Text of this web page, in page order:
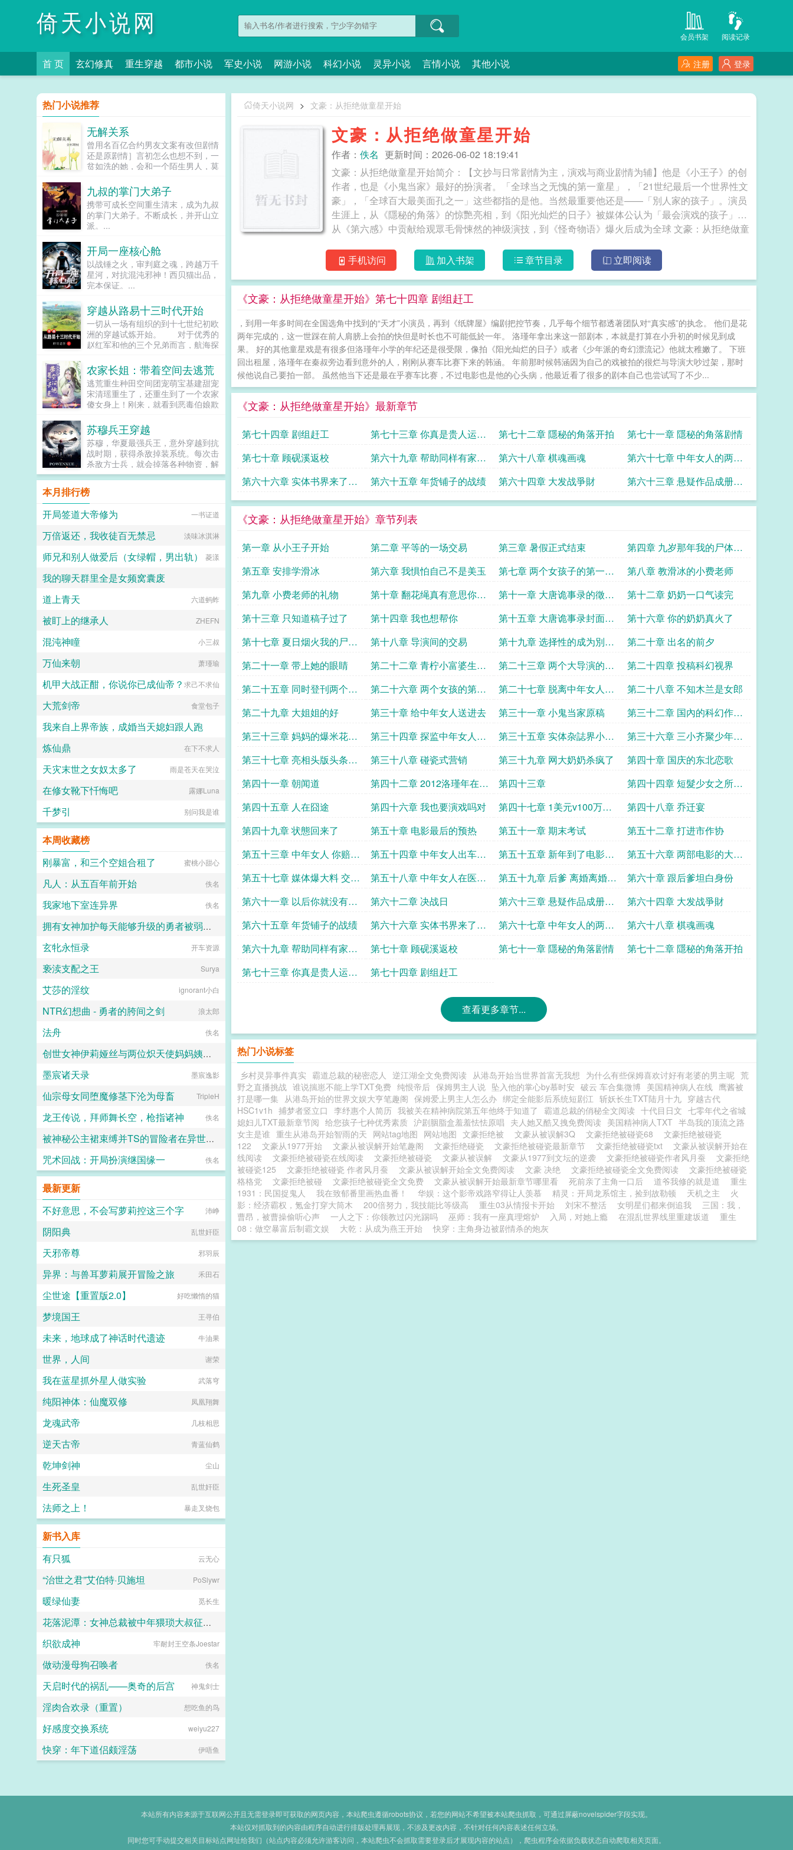
倚天小说网 阅读记录
会员书架
首 页 玄幻修真 重生穿越 都市小说 军史小说 网游小说 科幻小说 灵异小说 言情小说 其他小说 登录
注册
倚天小说网 > 文豪：从拒绝做童星开始
文豪：从拒绝做童星开始
作者： 佚名 更新时间：2026-06-02 18:19:41
文豪：从拒绝做童星开始简介：【文抄与日常剧情为主，演戏与商业剧情为辅】他是《小王子》的创
作者，也是《小鬼当家》最好的扮演者。「全球当之无愧的第一童星」，「21世纪最后一个世界性文
豪」，「全球百大最美面孔之一」这些都指的是他。当然最重要他还是——「別人家的孩子」。演员
生涯上，从《隱秘的角落》的惊艷亮相，到《阳光灿烂的日子》被媒体公认为「最会演戏的孩子」。
从《第六感》中贡献给观眾毛骨悚然的神级演技，到《怪奇物语》爆火后成为全球 文豪：从拒绝做童
手机访问
加入书架 章节目录 立即阅读
《文豪：从拒绝做童星开始》第七十四章 剧组赶工
，到用一年多时间在全国选角中找到的“天才”小演员，再到《纸牌屋》编剧把控节奏，几乎每个细节都透著团队对“真实感”的执念。 他们是花
两年完成的，这一世踩在前人肩膀上会拍的快但是时长也不可能低於一年。 洛瑾年拿出来这一部剧本，本就是打算在小升初的时候见到成
果。 好的其他童星戏是有很多但洛瑾年小学的年纪还是很受限，像拍《阳光灿烂的日子》或者《少年派的奇幻漂流记》他就太稚嫩了。 下班
回出租屋，洛瑾年在秦叔旁边看到意外的人，刚刚从赛车比赛下来的韩涵。 年前那时候韩涵因为自己的戏被拍的很烂与导演大吵过架，那时
候他说自己要拍一部。 虽然他当下还是最在乎赛车比赛，不过电影也是他的心头病，他最近看了很多的剧本自己也尝试写了不少...
《文豪：从拒绝做童星开始》最新章节
第七十四章 剧组赶工
第七十三章 你真是贵人运好
啊
第七十二章 隱秘的角落开拍
第七十一章 隱秘的角落剧情
第七十章 顾砚溪返校
第六十九章 帮助同样有家庭
问题的孩子们
第六十八章 棋魂画魂
第六十七章 中年女人的两年
牢狱之灾
第六十六章 实体书界来了个
大佬
第六十五章 年货铺子的战绩 第六十四章 大发战爭財
第六十三章 悬疑作品成册出
版
《文豪：从拒绝做童星开始》章节列表
第一章 从小王子开始 第二章 平等的一场交易 第三章 暑假正式结束
第四章 九岁那年我的尸体漫
山遍野奔跑
第五章 安排学滑冰 第六章 我惧怕自己不是美玉
第七章 两个女孩子的第一次
通话
第八章 教滑冰的小费老师
第九章 小费老师的礼物
第十章 翻花绳真有意思你知
道吗
第十一章 大唐诡事录的徵文
比赛
第十二章 奶奶一口气读完
第十三章 只知道稿子过了
第十四章 我也想帮你
第十五章 大唐诡事录封面之
作
第十六章 你的奶奶真火了
第十七章 夏日烟火我的尸体
收尾
第十八章 导演间的交易
第十九章 选择性的成为別人
家孩子
第二十章 出名的前夕
第二十一章 带上她的眼睛
第二十二章 青柠小富婆生日
加更
第二十三章 两个大导演的承
诺
第二十四章 投稿科幻视界
第二十五章 同时登刊两个杂
誌
第二十六章 两个女孩的第一
次相见
第二十七章 脱离中年女人的
准备
第二十八章 不知木兰是女郎
第二十九章 大姐姐的好
第三十章 给中年女人送进去 第三十一章 小鬼当家原稿
第三十二章 国內的科幻作品
能上教科书
第三十三章 妈妈的爆米花好
吃吗
第三十四章 探监中年女人吃
瓜版
第三十五章 实体杂誌界小小
的出名
第三十六章 三小齐聚少年中
国说
第三十七章 亮相头版头条的
少年的泪
第三十八章 碰瓷式营销 第三十九章 网大奶奶杀疯了
第四十章 国庆的东北恋歌
第四十一章 朝闻道
第四十二章 2012洛瑾年在文
坛的存在
第四十三章
第四十四章 短髮少女之所以
短髮
第四十五章 人在囧途 第四十六章 我也要演戏吗对
第四十七章 1美元v100万美
元
第四十八章 乔迁宴
第四十九章 状態回来了
第五十章 电影最后的预热 第五十一章 期末考试
第五十二章 打进市作协
第五十三章 中年女人 你赔我
车
第五十四章 中年女人出车祸
了
第五十五章 新年到了电影正
式上映
第五十六章 两部电影的大杀
特杀
第五十七章 媒体爆大料 交代
一切
第五十八章 中年女人在医院
吹响进攻的號角
第五十九章 后爹 离婚离婚离
婚
第六十章 跟后爹坦白身份
第六十一章 以后你就没有孩
子的抚养权了
第六十二章 决战日
第六十三章 悬疑作品成册出
版
第六十四章 大发战爭財
第六十五章 年货铺子的战绩
第六十六章 实体书界来了个
大佬
第六十七章 中年女人的两年
牢狱之灾
第六十八章 棋魂画魂
第六十九章 帮助同样有家庭
问题的孩子们
第七十章 顾砚溪返校 第七十一章 隱秘的角落剧情
第七十二章 隱秘的角落开拍
第七十三章 你真是贵人运好
第七十四章 剧组赶工
查看更多章节...
热门小说标签
乡村灵异事件真实 霸道总裁的秘密恋人 逆江湖全文免费阅读 从港岛开始当世界首富无我想 为什么有些保姆喜欢讨好有老婆的男主呢 荒
野之直播挑战 谁说揣崽不能上学TXT免费 纯恨帝后 保姆男主人说 坠入他的掌心by慕时安 破云 车合集微博 美国精神病人在线 鹰酱被
打是哪一集 从港岛开始的世界文娱大亨笔趣阁 保姆爱上男主人怎么办 绑定全能影后系统短剧江 斩妖长生TXT陆月十九 穿越古代
HSC1v1h 捕梦者竖立口 李纾惠个人简历 我被关在精神病院第五年他终于知道了 霸道总裁的俏秘全文阅读 十代目日文 七零年代之省城
媳妇儿TXT最新章节阅 给您孩子七种优秀素质 沪剧胭脂盒羞羞怯怯原唱 夫人她又酷又拽免费阅读 美国精神病人TXT 半岛我的顶流之路
女主是谁 重生从港岛开始智雨的天 网站tag地图 网站地图 文豪拒绝被 文豪从被误解3Q 文豪拒绝被碰瓷68
文豪拒绝被碰瓷
122
文豪从1977开始 文豪从被误解开始笔趣阁 文豪拒绝碰瓷 文豪拒绝被碰瓷最新章节 文豪拒绝被碰瓷txt
文豪从被误解开始在
线阅读
文豪拒绝被碰瓷在线阅读 文豪拒绝被碰瓷 文豪从被误解 文豪从1977到文坛的逆袭 文豪拒绝被碰瓷作者风月蚕
文豪拒绝
被碰瓷125
文豪拒绝被碰瓷 作者风月蚕 文豪从被误解开始全文免费阅读 文豪 决绝 文豪拒绝被碰瓷全文免费阅读
文豪拒绝被碰瓷
格格党
文豪拒绝被碰 文豪拒绝被碰瓷全文免费 文豪从被误解开始最新章节哪里看 死前亲了主角一口后 道爷我修的就是道
重生
1931：民国捉鬼人
我在致郁番里画热血番！ 华娱：这个影帝戏路窄得让人羡慕 精灵：开局龙系馆主，捡到故勒顿 天机之主
火
影：经济霸权，氪金打穿大筒木
200倍努力，我技能比等级高 重生03从情报卡开始 刘宋不整活 女明星们都来倒追我
三国：我，
曹昂，被曹操偷听心声
一人之下：你领教过闪光踢吗 巫师：我有一座真理熔炉 入局，对她上瘾 在混乱世界线里重建坂道
重生
08：做空暴富后制霸文娱
大乾：从成为燕王开始 快穿：主角身边被剧情杀的炮灰
热门小说推荐
无解关系
曾用名百亿合约男友文案有改但剧情
还是原剧情］言初怎么也想不到，一
贫如洗的她，会和一个陌生男人，莫
富交换。说白了就是他的钱进了她账
户，她的钱进了他账户还转！不！
回！去！好消息对方是陆洺执，陆氏
集团太子爷，多金，年轻，人还帅。
坏消息这人脾气差，控制欲强，还打
九叔的掌门大弟子
携带可成长空间重生清末，成为九叔
的掌门大弟子。不断成长，并开山立
派。...
开局一座核心舱
以战锤之火，审判庭之魂，跨越万千
星河，对抗混沌邪神！西贝猫出品，
完本保证。...
穿越从路易十三时代开始
一切从一场有组织的到十七世纪初欧
洲的穿越试炼开始。 对于优秀的
赵红军和他的三个兄弟而言，航海探
前提是通过五百名额的试炼…...
农家长姐：带着空间去逃荒
逃荒重生种田空间团宠萌宝基建甜宠
宋清瑶重生了，还重生到了一个农家
傻女身上！刚来，就看到恶毒伯娘欺
了。刚解决了，就遇...
苏穆兵王穿越
苏穆，华夏最强兵王，意外穿越到抗
战时期，获得杀敌掉装系统。每次击
杀敌方士兵，就会掉落各种物资，解
锁成就，更能得到系统丰厚的奖励。
系统提示恭喜宿主击杀敌方士...
本月排行榜
开局签道大帝修为
一书证道
万倍返还，我收徒百无禁忌 淡味冰淇淋
师兄和别人做爱后（女绿帽，男出轨） 菱漾
我的聊天群里全是女频窝囊废
前世造孽今生写书
道上青天 六道蚂蚱
被盯上的继承人 ZHEFN
混沌神瞳 小三叔
万仙来朝 萧瑾瑜
机甲大战正酣，你说你已成仙帝？ 求己不求仙
大荒剑帝 食堂包子
我来自上界帝族，成婚当天媳妇跟人跑
社恐啊社恐
炼仙鼎 在下不求人
天灾末世之女奴太多了 雨是苍天在哭泣
在修女靴下忏悔吧 露娜Luna
千梦引 别问我是谁
本周收藏榜
刚暴富，和三个空姐合租了
蜜桃小甜心
凡人：从五百年前开始 佚名
我家地下室连异界 佚名
拥有女神加护每天能够升级的勇者被弱小却点满了吸取能力的魅魔当成自助等级提取机器饲养
TZT
玄牝永恒录 开车资源
亵渎支配之王 Surya
艾莎的淫纹 ignorant小白
NTR幻想曲 - 勇者的胯间之剑 浪太郎
法舟 佚名
创世女神伊莉娅丝与两位炽天使妈妈姨妈一起输给勇者的肉棒，神国沦陷成为新神王的永世肉便器
愛と税のために
墨宸诸天录 墨宸逸影
仙宗母女同堕魔修茎下沦为母畜 TripleH
龙王传说，拜师舞长空，枪指诸神 佚名
被神秘公主裙束缚并TS的冒险者在异世界的色色奇遇故事
代号穿山甲
咒术回战：开局扮演继国缘一 佚名
最新更新
不好意思，不会写萝莉控这三个字
沛峥
阴阳典 乱世奸臣
天邪帝尊 邪羽辰
异界：与兽耳萝莉展开冒险之旅 禾田石
尘世途【重置版2.0】 好吃懒惰的猫
梦境国王 王寻伯
未来，地球成了神话时代遗迹 牛油果
世界，人间 谢荣
我在蓝星抓外星人做实验 武落穹
纯阳神体：仙魔双修 凤凰翔舞
龙魂武帝 几枝相思
逆天古帝 青蓝仙鹤
乾坤剑神 尘山
生死圣皇 乱世奸臣
法师之上！ 暴走叉烧包
新书入库
有只狐
云无心
“治世之君”艾伯特·贝施坦 PoSlywr
暖绿仙妻 觅长生
花落泥潭：女神总裁被中年猥琐大叔征服沦为母狗孕妻
暖海
织欲成神 牢耐封王空条Joestar
做动漫母狗召唤者 佚名
天启时代的祸乱——奥奇的后宫 神鬼剑士
淫肉合欢录（重置） 想吃鱼的鸟
好感度交换系统 weiyu227
快穿：年下道侣颇淫荡 伊唔鱼
本站所有内容来源于互联网公开且无需登录即可获取的网页内容，本站爬虫遵循robots协议，若您的网站不希望被本站爬虫抓取，可通过屏蔽novelspider字段实现。
本站仅对抓取到的内容由程序自动进行排版处理再展现，不涉及更改内容，不针对任何内容表述任何立场。
同时您可手动提交相关目标站点网址给我们（站点内容必须允许游客访问，本站爬虫不会抓取需要登录后才展现内容的站点），爬虫程序会依据负载状态自动爬取相关页面。